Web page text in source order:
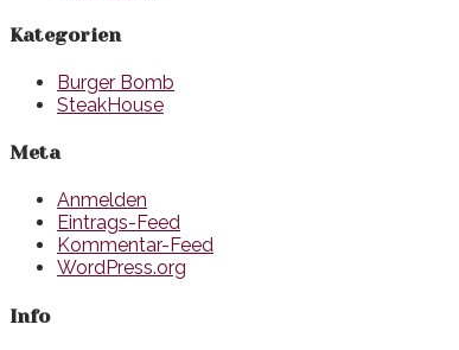
Kategorien
Burger Bomb
SteakHouse
Meta
Anmelden
Eintrags-Feed
Kommentar-Feed
WordPress.org
Info